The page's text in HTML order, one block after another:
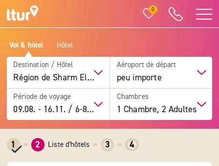
0
Vol & hôtel Hôtel
Destination / Hôtel
Région de Sharm El Sheikh
Aéroport de départ
peu importe
Période de voyage
09.08. -16.11. / 6-8 jours
Chambres
1 Chambre, 2 Adultes
1 2 Liste d'hôtels 3 4